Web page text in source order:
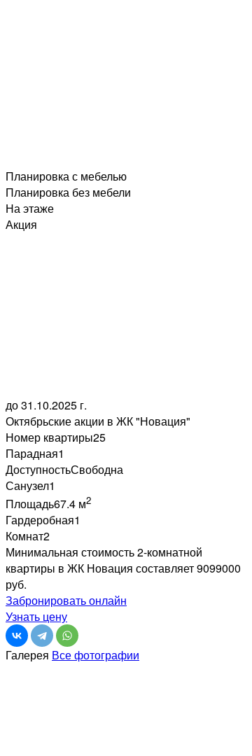
Планировка с мебелью
Планировка без мебели
На этаже
Акция
до 31.10.2025 г.
Октябрьские акции в ЖК "Новация"
Номер квартиры25
Парадная1
ДоступностьСвободна
Санузел1
Площадь67.4 м2
Гардеробная1
Комнат2
Минимальная стоимость 2-комнатной
квартиры в ЖК Новация составляет 9099000
руб.
Забронировать онлайн
Узнать цену
Галерея Все фотографии